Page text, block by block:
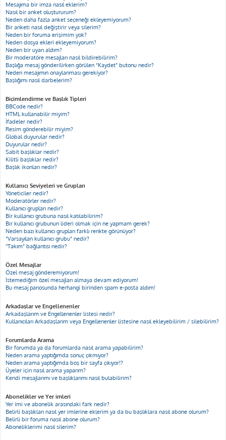
Mesajıma bir imza nasıl eklerim?
Nasıl bir anket oluştururum?
Neden daha fazla anket seçeneği ekleyemiyorum?
Bir anketi nasıl değiştirir veya silerim?
Neden bir foruma erişimim yok?
Neden dosya ekleri ekleyemiyorum?
Neden bir uyarı aldım?
Bir moderatöre mesajları nasıl bildirebilirim?
Başlığa mesaj gönderilirken görülen “Kaydet” butonu nedir?
Neden mesajımın onaylanması gerekiyor?
Başlığımı nasıl darbelerim?
Biçimlendirme ve Başlık Tipleri
BBCode nedir?
HTML kullanabilir miyim?
İfadeler nedir?
Resim gönderebilir miyim?
Global duyurular nedir?
Duyurular nedir?
Sabit başlıklar nedir?
Kilitli başlıklar nedir?
Başlık ikonları nedir?
Kullanıcı Seviyeleri ve Grupları
Yöneticiler nedir?
Moderatörler nedir?
Kullanıcı grupları nedir?
Bir kullanıcı grubuna nasıl katılabilirim?
Bir kullanıcı grubunun lideri olmak için ne yapmam gerek?
Neden bazı kullanıcı grupları farklı renkte görünüyor?
“Varsayılan kullanıcı grubu” nedir?
“Takım” bağlantısı nedir?
Özel Mesajlar
Özel mesaj gönderemiyorum!
İstemediğim özel mesajları almaya devam ediyorum!
Bu mesaj panosunda herhangi birinden spam e-posta aldım!
Arkadaşlar ve Engellenenler
Arkadaşlarım ve Engellenenler listesi nedir?
Kullanıcıları Arkadaşlarım veya Engellenenler listesine nasıl ekleyebilirim / silebilirim?
Forumlarda Arama
Bir forumda ya da forumlarda nasıl arama yapabilirim?
Neden arama yaptığımda sonuç çıkmıyor?
Neden arama yaptığımda boş bir sayfa çıkıyor!?
Üyeler için nasıl arama yaparım?
Kendi mesajlarımı ve başlıklarımı nasıl bulabilirim?
Abonelikler ve Yer imleri
Yer imi ve abonelik arasındaki fark nedir?
Belirli başlıkları nasıl yer imlerine eklerim ya da bu başlıklara nasıl abone olurum?
Belirli bir foruma nasıl abone olurum?
Aboneliklerimi nasıl silerim?